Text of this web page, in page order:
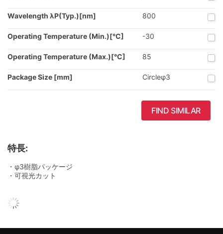
Wavelength λP(Typ.)[nm] 800
Operating Temperature (Min.)[°C] -30
Operating Temperature (Max.)[°C] 85
Package Size [mm] Circleφ3
FIND SIMILAR
特長:
・φ3樹脂パッケージ
・可視光カット